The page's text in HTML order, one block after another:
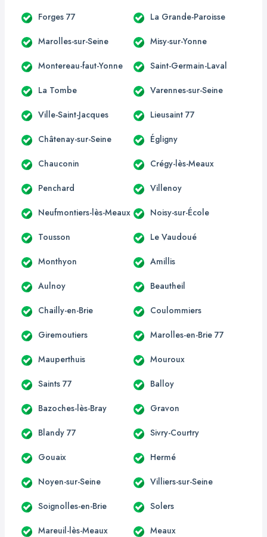
Forges 77 La Grande-Paroisse
Marolles-sur-Seine Misy-sur-Yonne
Montereau-faut-Yonne Saint-Germain-Laval
La Tombe Varennes-sur-Seine
Ville-Saint-Jacques Lieusaint 77
Châtenay-sur-Seine Égligny
Chauconin Crégy-lès-Meaux
Penchard Villenoy
Neufmontiers-lès-Meaux Noisy-sur-École
Tousson Le Vaudoué
Monthyon Amillis
Aulnoy Beautheil
Chailly-en-Brie Coulommiers
Giremoutiers Marolles-en-Brie 77
Mauperthuis Mouroux
Saints 77 Balloy
Bazoches-lès-Bray Gravon
Blandy 77 Sivry-Courtry
Gouaix Hermé
Noyen-sur-Seine Villiers-sur-Seine
Soignolles-en-Brie Solers
Mareuil-lès-Meaux Meaux